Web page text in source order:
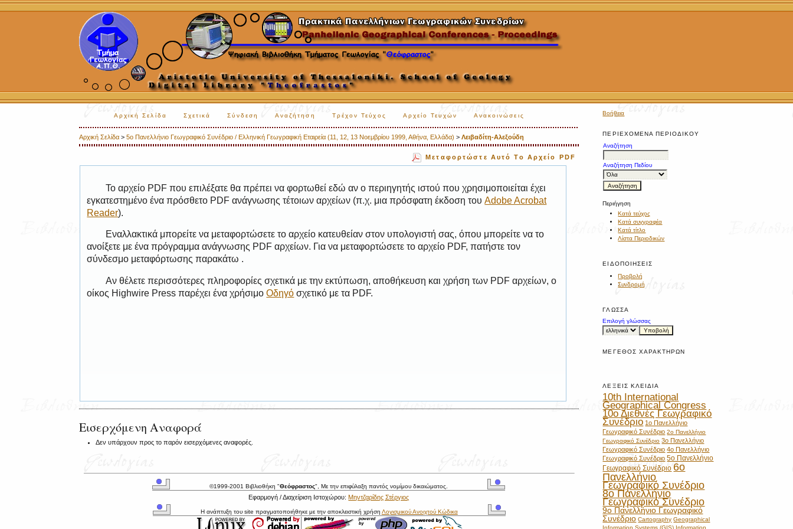
Βοήθεια
ΠΕΡΙΕΧΌΜΕΝΑ ΠΕΡΙΟΔΙΚΟΎ
Αναζήτηση
Αναζήτηση Πεδίου
Περιήγηση
Κατά τεύχος
Κατά συγγραφέα
Κατά τίτλο
Λίστα Περιοδικών
ΕΙΔΟΠΟΙΉΣΕΙΣ
Προβολή
Συνδρομή
ΓΛΏΣΣΑ
Επιλογή γλώσσας
ΜΈΓΕΘΟΣ ΧΑΡΑΚΤΉΡΩΝ
ΛΈΞΕΙΣ ΚΛΕΙΔΙΆ
10th International
Geographical Congress
10ο Διεθνές Γεωγραφικό
Συνέδριο 1ο Πανελλήνιο
Γεωγραφικό Συνέδριο 2ο Πανελλήνιο
Γεωγραφικό Συνέδριο 3ο Πανελλήνιο
Γεωγραφικό Συνέδριο 4ο Πανελλήνιο
Γεωγραφικό Συνέδριο 5ο Πανελλήνιο
Γεωγραφικό Συνέδριο 6ο
Πανελλήνιο
Γεωγραφικό Συνέδριο
8ο Πανελλήνιο
Γεωγραφικό Συνέδριο
9ο Πανελλήνιο Γεωγραφικό
Συνέδριο Cartography Geographical
Information Systems (GIS) Information
Αρχική Σελίδα Σχετικά Σύνδεση Αναζήτηση Τρέχον Τεύχος Αρχείο Τευχών Ανακοινώσεις
Αρχική Σελίδα >5o Πανελλήνιο Γεωγραφικό Συνέδριο / Ελληνική Γεωγραφική Εταιρεία (11, 12, 13 Νοεμβρίου 1999, Αθήνα, Ελλάδα) >Λειβαδίτη-Αλεξούδη
Μεταφορτώστε Αυτό Το Αρχείο PDF
Το αρχείο PDF που επιλέξατε θα πρέπει να φορτωθεί εδώ αν ο περιηγητής ιστού που χρησιμοποιείται έχει
εγκατεστημένο ένα πρόσθετο PDF ανάγνωσης τέτοιων αρχείων (π.χ. μια πρόσφατη έκδοση τουAdobe Acrobat
Reader).
Εναλλακτικά μπορείτε να μεταφορτώσετε το αρχείο κατευθείαν στον υπολογιστή σας, όπου μπορείτε να το
ανοίξετε με ένα πρόγραμμα ανάγνωσης PDF αρχείων. Για να μεταφορτώσετε το αρχείο PDF, πατήστε τον
σύνδεσμο μεταφόρτωσης παρακάτω .
Αν θέλετε περισσότερες πληροφορίες σχετικά με την εκτύπωση, αποθήκευση και χρήση των PDF αρχείων, ο
οίκος Highwire Press παρέχει ένα χρήσιμοΟδηγό σχετικό με τα PDF.
Εισερχόμενη Αναφορά
Δεν υπάρχουν προς το παρόν εισερχόμενες αναφορές.
©1999-2001 Βιβλιοθήκη "Θεόφραστος", Με την επιφύλαξη παντός νομίμου δικαιώματος.
Εφαρμογή / Διαχείριση Ιστοχώρου:Μηντζαρίδης Στέργιος
Η ανάπτυξη του site πραγματοποιήθηκε με την αποκλειστική χρήση Λογισμικού Ανοιχτού Κώδικα